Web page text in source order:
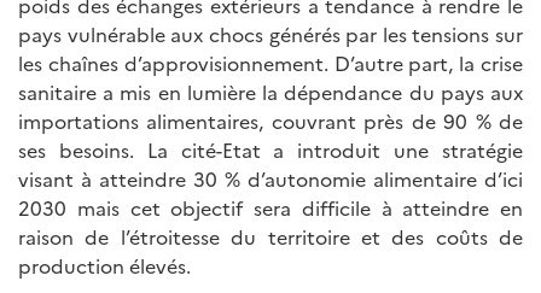
pays vulnérable aux chocs générés par les tensions sur
les chaînes d’approvisionnement. D’autre part, la crise
sanitaire a mis en lumière la dépendance du pays aux
importations alimentaires, couvrant près de 90 % de
ses besoins. La cité-Etat a introduit une stratégie
visant à atteindre 30 % d’autonomie alimentaire d’ici
2030 mais cet objectif sera difficile à atteindre en
raison de l’étroitesse du territoire et des coûts de
production élevés.